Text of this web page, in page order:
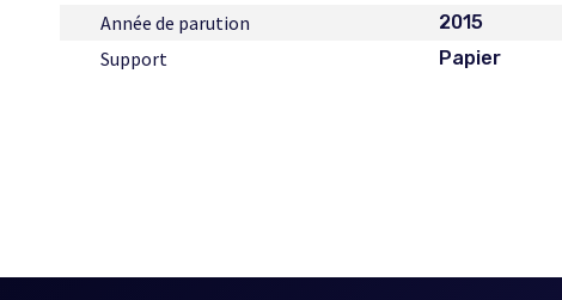
Année de parution 2015
Support Papier